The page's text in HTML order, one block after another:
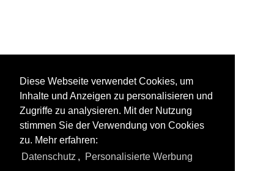
Diese Webseite verwendet Cookies, um
Inhalte und Anzeigen zu personalisieren und
Zugriffe zu analysieren. Mit der Nutzung
stimmen Sie der Verwendung von Cookies
zu. Mehr erfahren:
Datenschutz , Personalisierte Werbung